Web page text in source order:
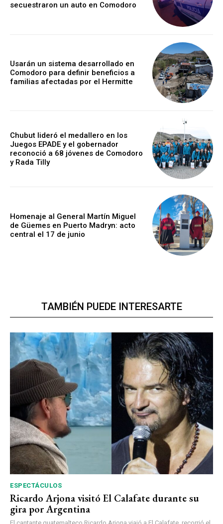
secuestraron un auto en Comodoro
Usarán un sistema desarrollado en
Comodoro para definir beneficios a
familias afectadas por el Hermitte
Chubut lideró el medallero en los
Juegos EPADE y el gobernador
reconoció a 68 jóvenes de Comodoro
y Rada Tilly
Homenaje al General Martín Miguel
de Güemes en Puerto Madryn: acto
central el 17 de junio
TAMBIÉN PUEDE INTERESARTE
ESPECTÁCULOS
Ricardo Arjona visitó El Calafate durante su
gira por Argentina